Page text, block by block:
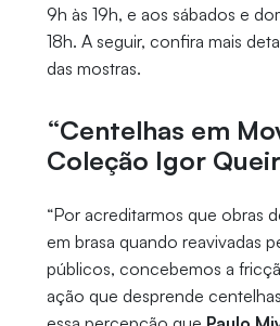
9h às 19h, e aos sábados e
18h. A seguir, confira mais
das mostras.
“Centelhas em
Coleção Igor
“Por acreditarmos que obras
em brasa quando reavivadas
públicos, concebemos a
ação que desprende